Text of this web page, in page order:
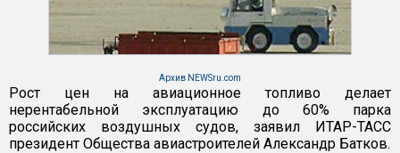
Архив NEWSru.com
Рост цен на авиационное топливо делает
нерентабельной эксплуатацию до 60% парка
российских воздушных судов, заявил ИТАР-ТАСС
президент Общества авиастроителей Александр Батков.